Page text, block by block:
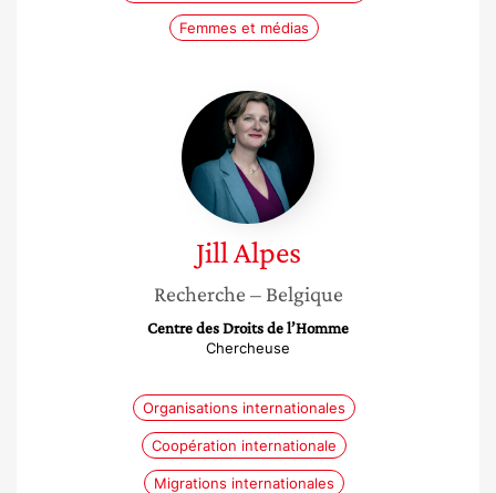
Femmes et médias
Jill
Alpes
JillAlpes
Recherche – Belgique
Centre des Droits de l’Homme
Chercheuse
Organisations internationales
Coopération internationale
Migrations internationales